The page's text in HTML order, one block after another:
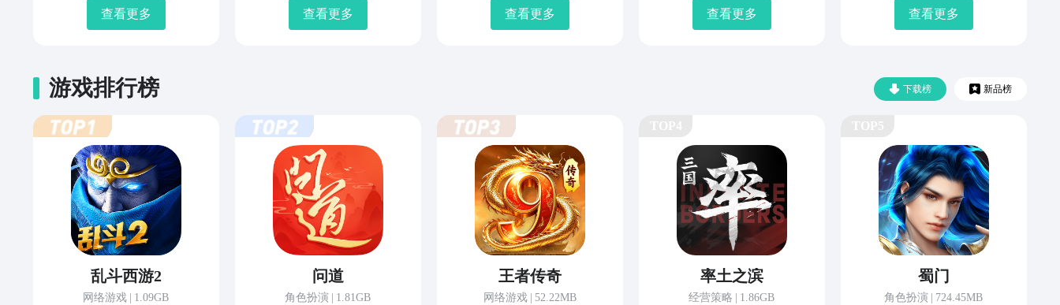
查看更多 查看更多 查看更多 查看更多 查看更多
下载榜 新品榜
游戏排行榜
乱斗西游2
网络游戏 1.09GB
问道
角色扮演 1.81GB
王者传奇
网络游戏 52.22MB
率土之滨
经营策略 1.86GB
蜀门
角色扮演 724.45MB